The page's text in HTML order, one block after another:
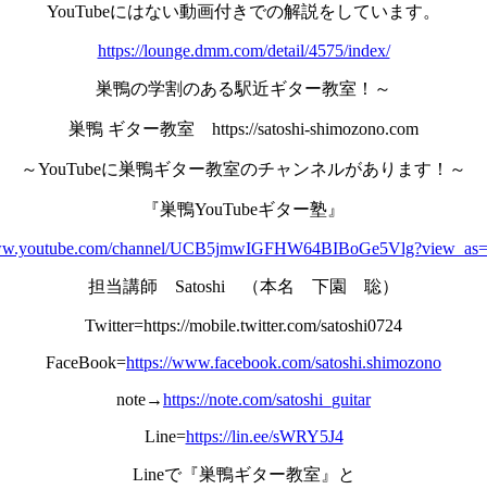
YouTubeにはない動画付きでの解説をしています。
https://lounge.dmm.com/detail/4575/index/
巣鴨の学割のある駅近ギター教室！～
巣鴨 ギター教室 https://satoshi-shimozono.com
～YouTubeに巣鴨ギター教室のチャンネルがあります！～
『巣鴨YouTubeギター塾』
channel/
担当講師 Satoshi （本名 下園 聡）
Twitter=https://mobile.twitter.com/satoshi0724
FaceBook=https://www.facebook.com/satoshi.shimozono
note→https://note.com/satoshi_guitar
Line=https://lin.ee/sWRY5J4
Lineで『巣鴨ギター教室』と